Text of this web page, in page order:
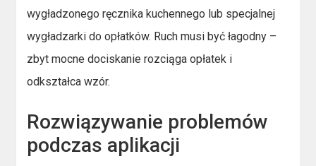
wygładzonego ręcznika kuchennego lub specjalnej
wygładzarki do opłatków. Ruch musi być łagodny –
zbyt mocne dociskanie rozciąga opłatek i
odkształca wzór.
Rozwiązywanie problemów
podczas aplikacji